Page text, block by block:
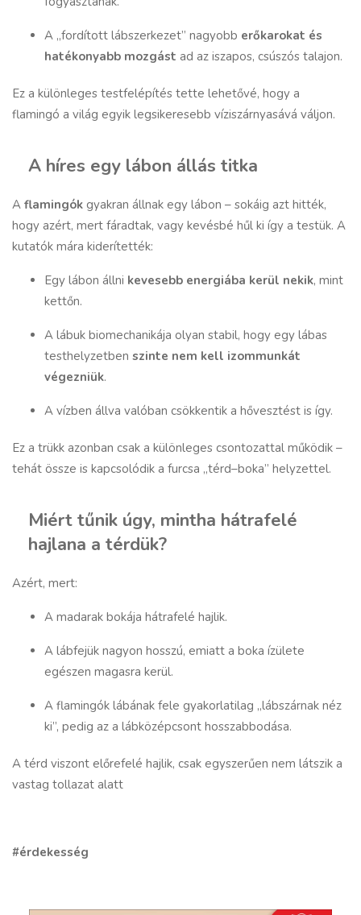
A „fordított lábszerkezet” nagyobb erőkarokat és
hatékonyabb mozgást ad az iszapos, csúszós talajon.
Ez a különleges testfelépítés tette lehetővé, hogy a
flamingó a világ egyik legsikeresebb víziszárnyasává váljon.
A híres egy lábon állás titka
A flamingók gyakran állnak egy lábon – sokáig azt hitték,
hogy azért, mert fáradtak, vagy kevésbé hűl ki így a testük. A
kutatók mára kiderítették:
Egy lábon állni kevesebb energiába kerül nekik, mint
kettőn.
A lábuk biomechanikája olyan stabil, hogy egy lábas
testhelyzetben szinte nem kell izommunkát
végezniük.
A vízben állva valóban csökkentik a hővesztést is így.
Ez a trükk azonban csak a különleges csontozattal működik –
tehát össze is kapcsolódik a furcsa „térd–boka” helyzettel.
Miért tűnik úgy, mintha hátrafelé
hajlana a térdük?
Azért, mert:
A madarak bokája hátrafelé hajlik.
A lábfejük nagyon hosszú, emiatt a boka ízülete
egészen magasra kerül.
A flamingók lábának fele gyakorlatilag „lábszárnak néz
ki”, pedig az a lábközépcsont hosszabbodása.
A térd viszont előrefelé hajlik, csak egyszerűen nem látszik a
vastag tollazat alatt
#érdekesség